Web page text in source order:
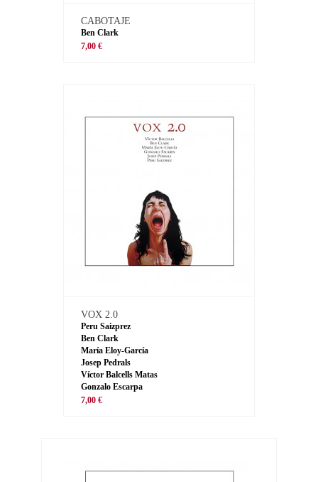
CABOTAJE
Ben Clark
7,00 €
VOX 2.0
Peru Saizprez
Ben Clark
María Eloy-García
Josep Pedrals
Víctor Balcells Matas
Gonzalo Escarpa
7,00 €